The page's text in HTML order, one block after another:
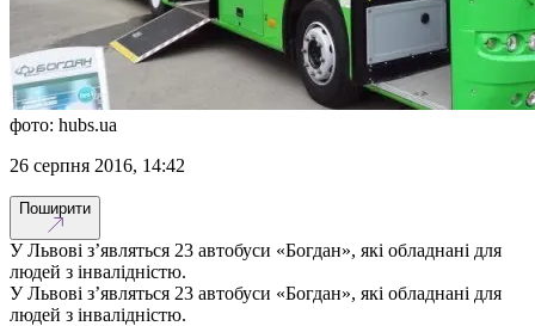
фото: hubs.uа
26 серпня 2016, 14:42
Поширити
У Львові з’являться 23 автобуси «Богдан», які обладнані для
людей з інвалідністю.
У Львові з’являться 23 автобуси «Богдан», які обладнані для
людей з інвалідністю.